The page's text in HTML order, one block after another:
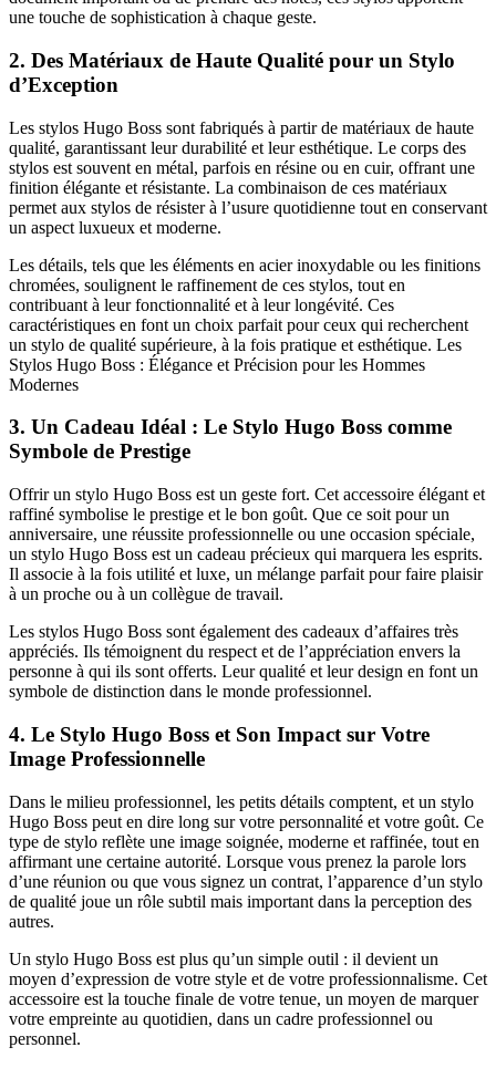
une touche de sophistication à chaque geste.
2. Des Matériaux de Haute Qualité pour un Stylo
d’Exception
Les stylos Hugo Boss sont fabriqués à partir de matériaux de haute
qualité, garantissant leur durabilité et leur esthétique. Le corps des
stylos est souvent en métal, parfois en résine ou en cuir, offrant une
finition élégante et résistante. La combinaison de ces matériaux
permet aux stylos de résister à l’usure quotidienne tout en conservant
un aspect luxueux et moderne.
Les détails, tels que les éléments en acier inoxydable ou les finitions
chromées, soulignent le raffinement de ces stylos, tout en
contribuant à leur fonctionnalité et à leur longévité. Ces
caractéristiques en font un choix parfait pour ceux qui recherchent
un stylo de qualité supérieure, à la fois pratique et esthétique. Les
Stylos Hugo Boss : Élégance et Précision pour les Hommes
Modernes
3. Un Cadeau Idéal : Le Stylo Hugo Boss comme
Symbole de Prestige
Offrir un stylo Hugo Boss est un geste fort. Cet accessoire élégant et
raffiné symbolise le prestige et le bon goût. Que ce soit pour un
anniversaire, une réussite professionnelle ou une occasion spéciale,
un stylo Hugo Boss est un cadeau précieux qui marquera les esprits.
Il associe à la fois utilité et luxe, un mélange parfait pour faire plaisir
à un proche ou à un collègue de travail.
Les stylos Hugo Boss sont également des cadeaux d’affaires très
appréciés. Ils témoignent du respect et de l’appréciation envers la
personne à qui ils sont offerts. Leur qualité et leur design en font un
symbole de distinction dans le monde professionnel.
4. Le Stylo Hugo Boss et Son Impact sur Votre
Image Professionnelle
Dans le milieu professionnel, les petits détails comptent, et un stylo
Hugo Boss peut en dire long sur votre personnalité et votre goût. Ce
type de stylo reflète une image soignée, moderne et raffinée, tout en
affirmant une certaine autorité. Lorsque vous prenez la parole lors
d’une réunion ou que vous signez un contrat, l’apparence d’un stylo
de qualité joue un rôle subtil mais important dans la perception des
autres.
Un stylo Hugo Boss est plus qu’un simple outil : il devient un
moyen d’expression de votre style et de votre professionnalisme. Cet
accessoire est la touche finale de votre tenue, un moyen de marquer
votre empreinte au quotidien, dans un cadre professionnel ou
personnel.